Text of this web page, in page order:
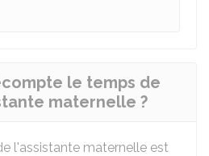
le temps de
maternelle ?
l'assistante maternelle est